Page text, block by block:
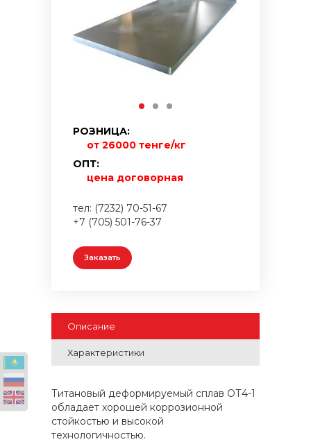
РОЗНИЦА:
от 26000 тенге/кг
ОПТ:
цена договорная
тел: (7232) 70-51-67
+7 (705) 501-76-37
Заказать
Описание
Характеристики
Титановый деформируемый сплав ОТ4-1
обладает хорошей коррозионной
стойкостью и высокой
технологичностью.